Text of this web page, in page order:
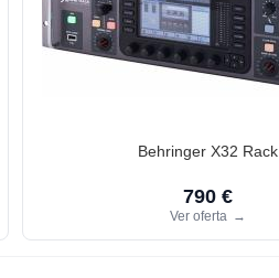
Behringer X32 Rack
790 €
Ver oferta →